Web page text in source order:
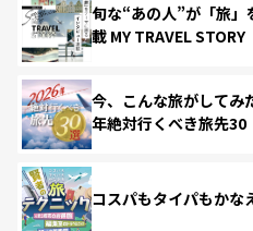
旬な“あの人”が「旅
載 MY TRAVEL STORY
今、こんな旅がしてみ
年絶対行くべき旅先30
コスパもタイパもかな